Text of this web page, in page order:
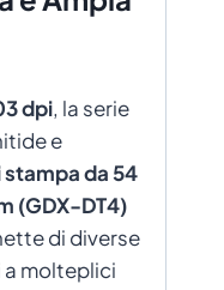
dpi, la serie
e
da 54
(GDX-DT4)
di diverse
molteplici